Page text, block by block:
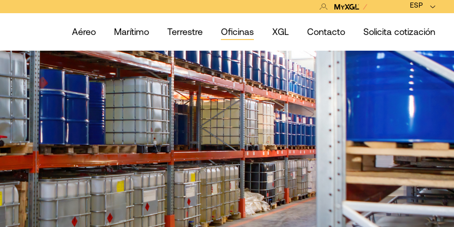
ESP
Aéreo Marítimo Terrestre Oficinas XGL Contacto Solicita cotización